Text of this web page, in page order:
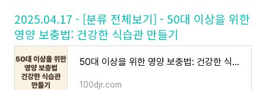
2025.04.17 - [분류 전체보기] - 50대 이상을 위한
영양 보충법: 건강한 식습관 만들기
50대 이상을 위한 영양 보충법: 건강한 식습관 만들기
100djr.com